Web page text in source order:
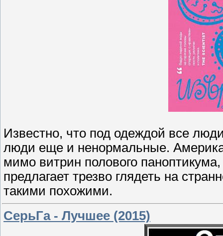
Известно, что под одеждой все
люди еще и ненормальные.
мимо витрин полового
предлагает трезво глядеть на
такими похожими.
СерьГа - Лучшее (2015)